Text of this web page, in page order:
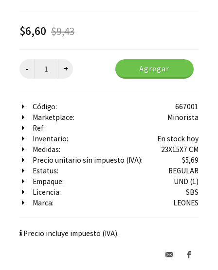
$6,60 $9,43
Agregar
Código:
667001
Marketplace:
Minorista
Ref:
Inventario:
En stock hoy
Medidas:
23X15X7 CM
Precio unitario sin impuesto (IVA):
$5,69
Estatus:
REGULAR
Empaque:
UND (1)
Licencia:
SBS
Marca:
LEONES
Precio incluye impuesto (IVA).